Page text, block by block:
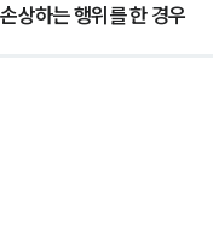
상하는 행위를 한 경우